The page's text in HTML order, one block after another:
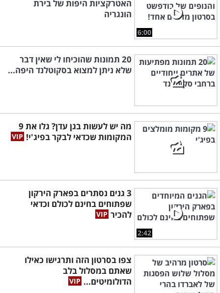
6:00
האטרקציות היפות של בירת
הונגריה
20 תמונות שהוכיחו לי שאין דבר
שלא ניתן למצוא בסקוטלנד היפה...
מה יש לעשות בגן עדן? גלו את 9
המקומות שכדאי לבקר בפיג'י!
2:42
3 גנים נסתרים בפארק הירקון
שפתוחים בחינם לכולם וכדאי
להכיר
צפו בסרטון הזה ותרגישו כאילו
שאתם במסלול בלב
הדולומיטים...